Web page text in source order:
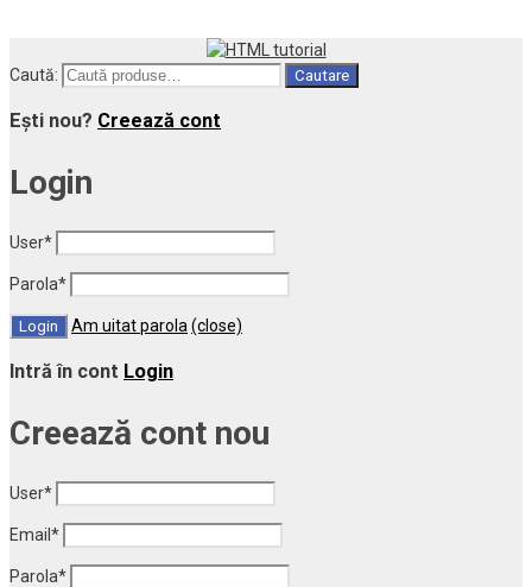
Caută: Cautare
Ești nou? Creează cont
Login
User*
Parola*
Am uitat parola (close)
Intră în cont Login
Creează cont nou
User*
Email *
Parola*